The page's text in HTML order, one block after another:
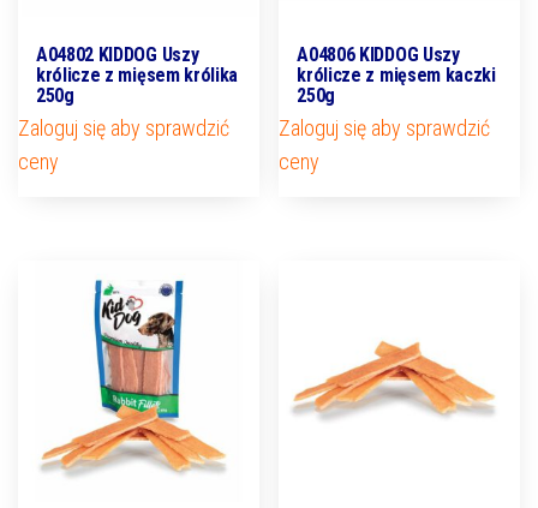
A04802 KIDDOG Uszy
królicze z mięsem królika
250g
Zaloguj się aby sprawdzić
ceny
A04806 KIDDOG Uszy
królicze z mięsem kaczki
250g
Zaloguj się aby sprawdzić
ceny